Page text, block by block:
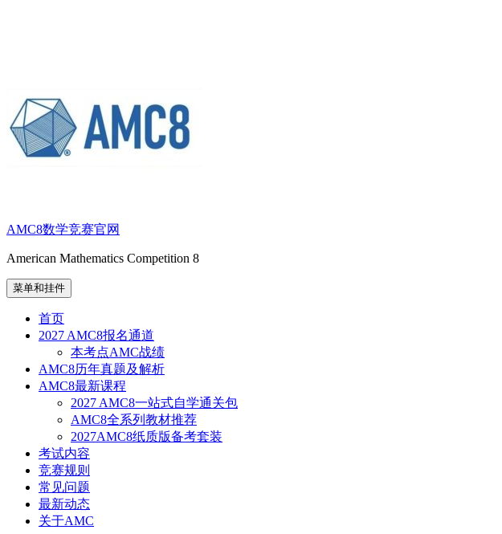
AMC8数学竞赛官网
American Mathematics Competition 8
菜单和挂件
首页
2027 AMC8报名通道
本考点AMC战绩
AMC8历年真题及解析
AMC8最新课程
2027 AMC8一站式自学通关包
AMC8全系列教材推荐
2027AMC8纸质版备考套装
考试内容
竞赛规则
常见问题
最新动态
关于AMC